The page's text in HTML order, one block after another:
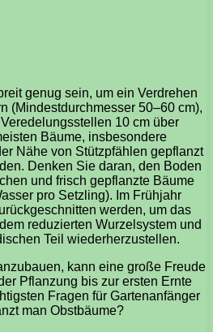
genug sein, um ein Verdrehen
(Mindestdurchmesser 50–60 cm),
10 cm über
Bäume, insbesondere
Nähe von Stützpfählen gepflanzt
Denken Sie daran, den Boden
und frisch gepflanzte Bäume
pro Setzling). Im Frühjahr
werden, um das
reduzierten Wurzelsystem und
Teil wiederherzustellen.
kann eine große Freude
Pflanzung bis zur ersten Ernte
Fragen für Gartenanfänger
man Obstbäume?